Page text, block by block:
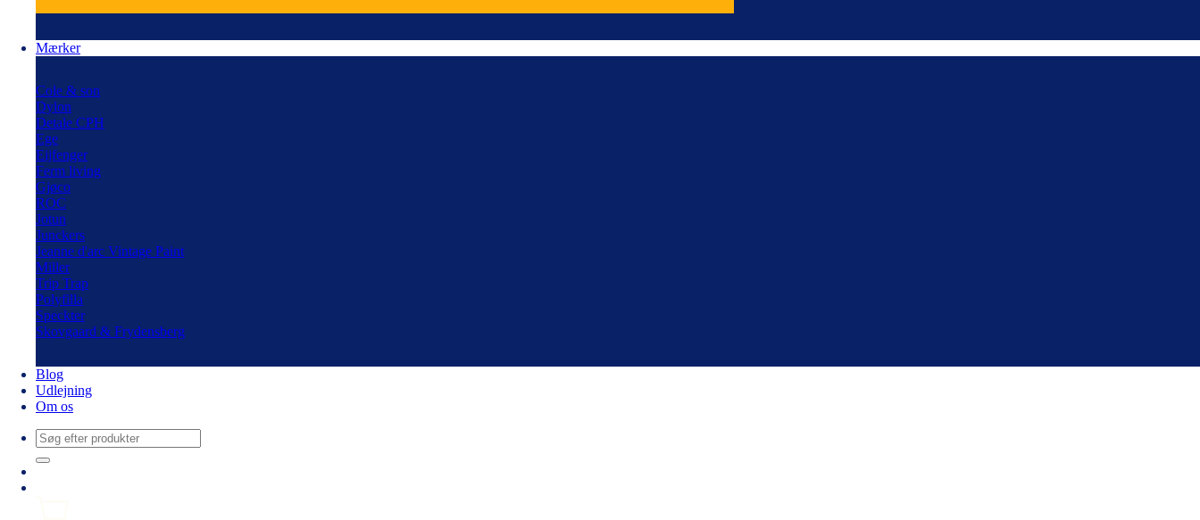
Mærker
Cole & son
Dylon
Detale CPH
Ege
Eijfenger
Ferm living
Gjøco
ROC
Jotun
Junckers
Jeanne d'arc Vintage Paint
Miller
Trip Trap
Polyfilla
Speckter
Skovgaard & Frydensberg
Blog
Udlejning
Om os
Søg
efter: